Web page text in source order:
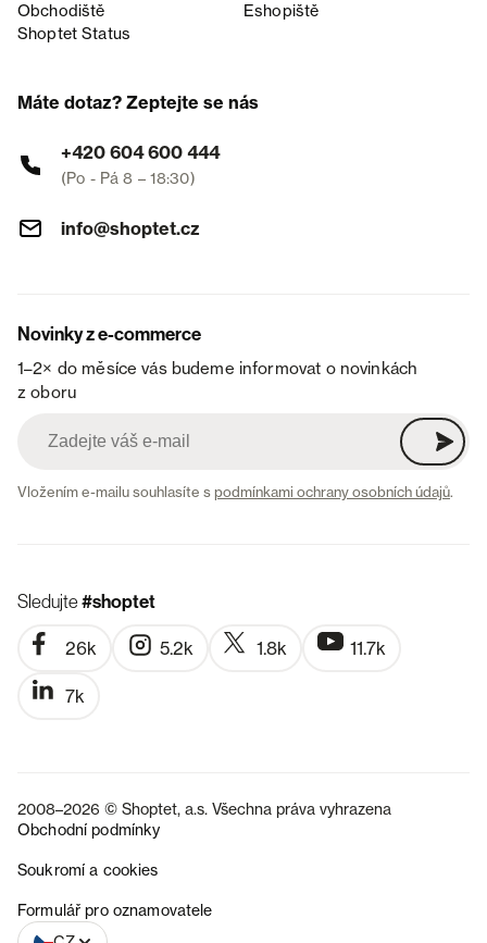
Obchodiště
Eshopiště
Shoptet Status
Máte dotaz? Zeptejte se nás
+420 604 600 444
(Po - Pá 8 – 18:30)
info@shoptet.cz
Novinky z e-commerce
1–2× do měsíce vás budeme informovat o novinkách
z oboru
Vložením e-mailu souhlasíte spodmínkami ochrany osobních údajů.
Sledujte#shoptet
26k 5.2k 1.8k 11.7k
7k
2008–2026 © Shoptet, a.s. Všechna práva vyhrazena
Obchodní podmínky
Soukromí a cookies
Formulář pro oznamovatele